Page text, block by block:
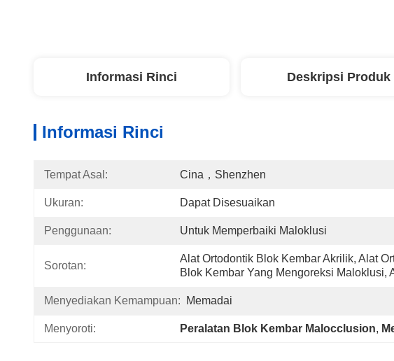
Informasi Rinci Deskripsi Produk
Informasi Rinci
Tempat Asal: Cina，Shenzhen
Ukuran: Dapat Disesuaikan
Penggunaan: Untuk Memperbaiki Maloklusi
Sorotan:
Alat Ortodontik Blok Kembar Akrilik, Alat
Blok Kembar Yang Mengoreksi Maloklusi,
Menyediakan Kemampuan: Memadai
Menyoroti: Peralatan Blok Kembar Malocclusion,